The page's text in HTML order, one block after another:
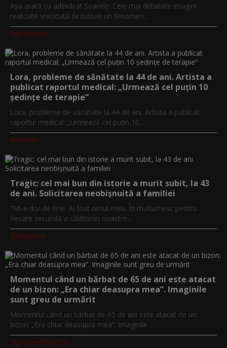
Așa arată cu adevărat Soarele. Cele mai detaliate imagini
realizate vreodată dezvăluie un fenomen...
Digi-World.tv
Lora, probleme de sănătate la 44 de ani. Artista a
publicat raportul medical: „Urmează cel puțin 10
ședințe de terapie”
Lora, probleme de sănătate la 44 de ani. Artista a publicat
raportul medical: „Urmează cel puțin 10...
ProFM.ro
Tragic: cel mai bun din istorie a murit subit, la 43
de ani. Solicitarea neobișnuită a familiei
”Mi-e dor de tine. Ai fost omul meu. Îți mulțumesc pentru
fiecare secundă a călătoriei noastre...
DigiSport.ro
Momentul când un bărbat de 65 de ani este atacat
de un bizon: „Era chiar deasupra mea”. Imaginile
sunt greu de urmărit
Momentul când un bărbat de 65 de ani este atacat de un
bizon: „Era chiar deasupra mea”. Imaginile...
Digi-AnimalWorld.tv